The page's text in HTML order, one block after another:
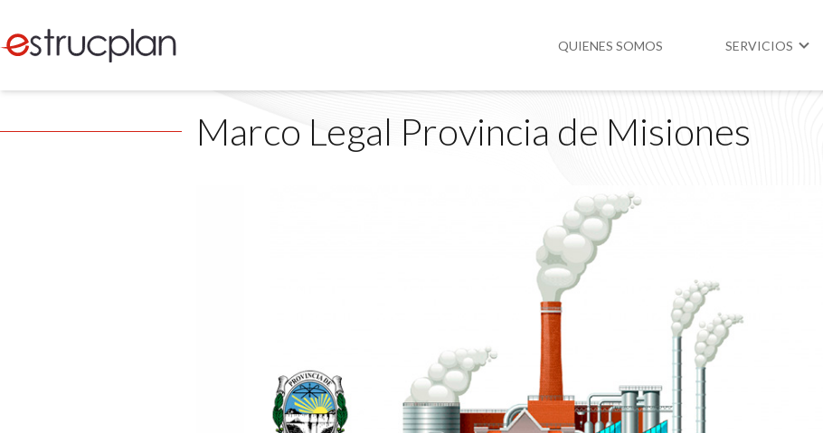
QUIENES SOMOS SERVICIOS
Higiene y Seguridad
Marco Legal Provincia de Misiones